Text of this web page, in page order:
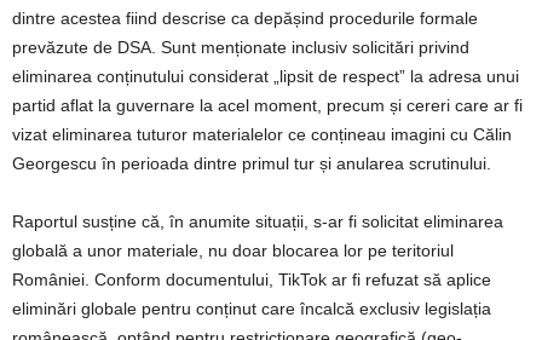
dintre acestea fiind descrise ca depășind procedurile formale
prevăzute de DSA. Sunt menționate inclusiv solicitări privind
eliminarea conținutului considerat „lipsit de respect” la adresa unui
partid aflat la guvernare la acel moment, precum și cereri care ar fi
vizat eliminarea tuturor materialelor ce conțineau imagini cu Călin
Georgescu în perioada dintre primul tur și anularea scrutinului.
Raportul susține că, în anumite situații, s-ar fi solicitat eliminarea
globală a unor materiale, nu doar blocarea lor pe teritoriul
României. Conform documentului, TikTok ar fi refuzat să aplice
eliminări globale pentru conținut care încalcă exclusiv legislația